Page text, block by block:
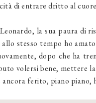
di entrare dritto al
la sua paura di
stesso tempo ho
dopo che ha
volersi bene, mettere
ferito, piano piano,